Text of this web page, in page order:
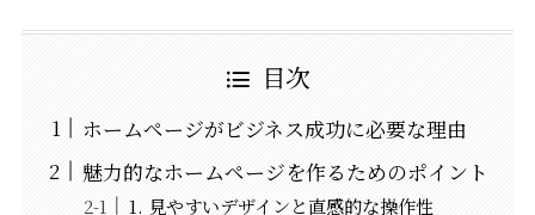
目次
ホームページがビジネス成功に必要な理由
魅力的なホームページを作るためのポイント
1. 見やすいデザインと直感的な操作性